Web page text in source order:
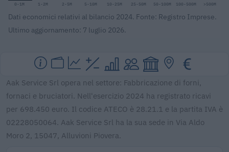
0-1M 1-2M 2-5M 5-10M 10-25M 25-50M 50-100M 100-500M >500M
Dati economici relativi al bilancio 2024. Fonte: Registro Imprese.
Ultimo aggiornamento: 7 luglio 2026.
Aak Service Srl opera nel settore: Fabbricazione di forni,
fornaci e bruciatori. Nell'esercizio 2024 ha registrato ricavi
per 698.450 euro. Il codice ATECO è 28.21.1 e la partita IVA è
02228050064. Aak Service Srl ha la sua sede in Via Aldo
Moro 2, 15047, Alluvioni Piovera.